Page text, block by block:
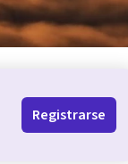
Registrarse